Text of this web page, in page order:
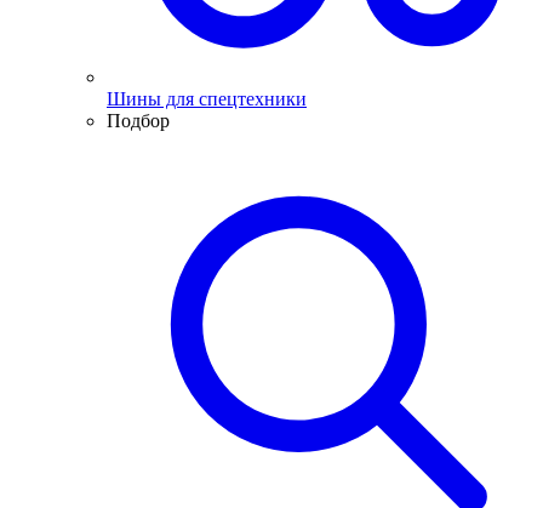
Шины для спецтехники
Подбор